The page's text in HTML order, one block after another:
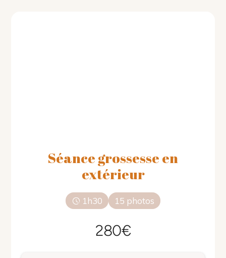
Séance grossesse en
extérieur
1h30 15 photos
280€